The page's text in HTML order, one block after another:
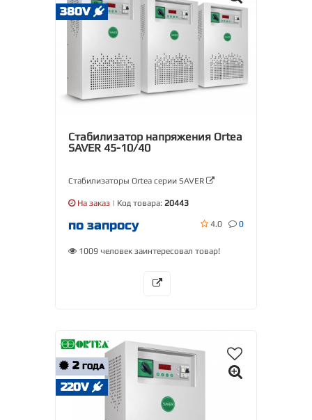
380V
Стабилизатор напряжения Ortea
SAVER 45-10/40
Стабилизаторы Ortea серии SAVER
На заказ | Код товара: 20443
по запросу 4.0 0
1009 человек заинтересовал товар!
2 ГОДА
220V